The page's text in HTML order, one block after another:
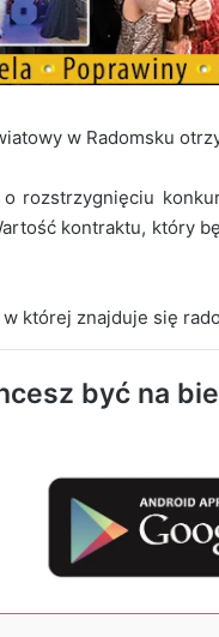
w Radomsku
o rozstrzygnięciu
kontraktu, który
której znajduje się
być na